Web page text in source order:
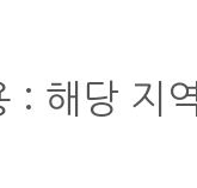
: 해당 지